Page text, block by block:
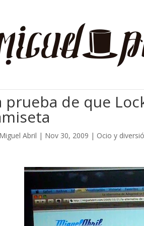
prueba de que
Miguel Abril | Nov 30, 2009 | Ocio y